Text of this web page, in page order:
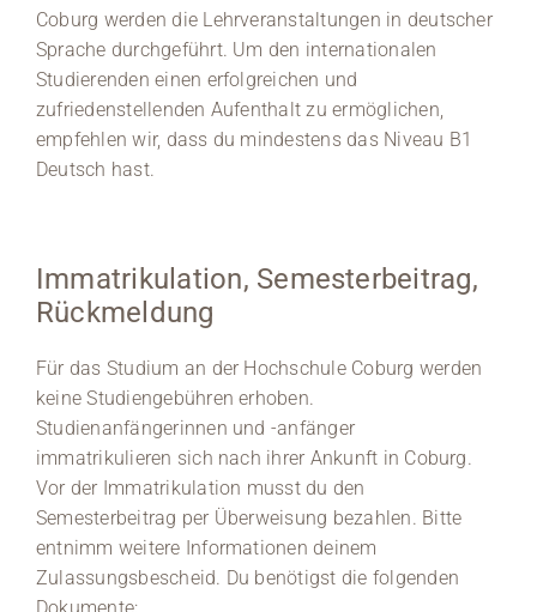
Coburg werden die Lehrveranstaltungen in deutscher
Sprache durchgeführt. Um den internationalen
Studierenden einen erfolgreichen und
zufriedenstellenden Aufenthalt zu ermöglichen,
empfehlen wir, dass du mindestens das Niveau B1
Deutsch hast.
Immatrikulation, Semesterbeitrag,
Rückmeldung
Für das Studium an der Hochschule Coburg werden
keine Studiengebühren erhoben.
Studienanfängerinnen und -anfänger
immatrikulieren sich nach ihrer Ankunft in Coburg.
Vor der Immatrikulation musst du den
Semesterbeitrag per Überweisung bezahlen. Bitte
entnimm weitere Informationen deinem
Zulassungsbescheid. Du benötigst die folgenden